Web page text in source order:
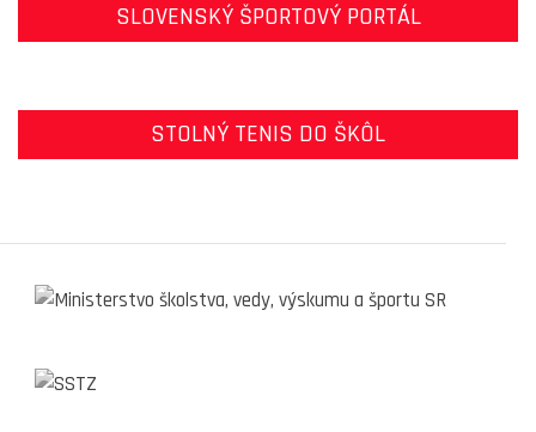
SLOVENSKÝ ŠPORTOVÝ PORTÁL
STOLNÝ TENIS DO ŠKÔL